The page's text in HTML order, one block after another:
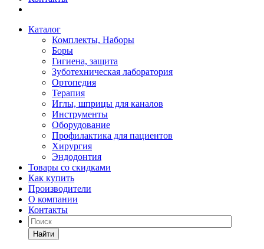
Каталог
Комплекты, Наборы
Боры
Гигиена, защита
Зуботехническая лаборатория
Ортопедия
Терапия
Иглы, шприцы для каналов
Инструменты
Оборудование
Профилактика для пациентов
Хирургия
Эндодонтия
Товары со скидками
Как купить
Производители
О компании
Контакты
Найти